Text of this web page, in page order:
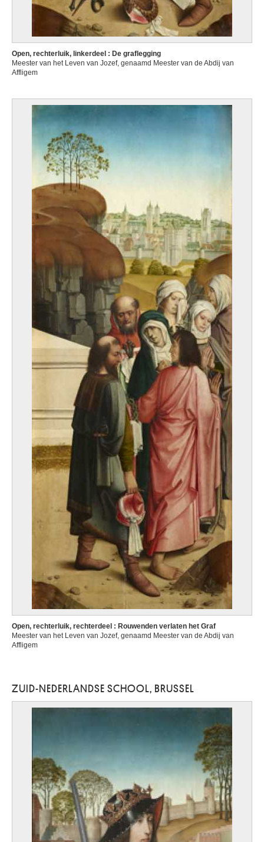
Open, rechterluik, linkerdeel : De graflegging
Meester van het Leven van Jozef, genaamd Meester van de Abdij van
Affligem
Open, rechterluik, rechterdeel : Rouwenden verlaten het Graf
Meester van het Leven van Jozef, genaamd Meester van de Abdij van
Affligem
ZUID-NEDERLANDSE SCHOOL, BRUSSEL